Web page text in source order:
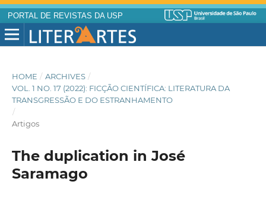
PORTAL DE REVISTAS DA USP
HOME / ARCHIVES /
VOL. 1 NO. 17 (2022): FICÇÃO CIENTÍFICA: LITERATURA DA
TRANSGRESSÃO E DO ESTRANHAMENTO
/
Artigos
The duplication in José
Saramago